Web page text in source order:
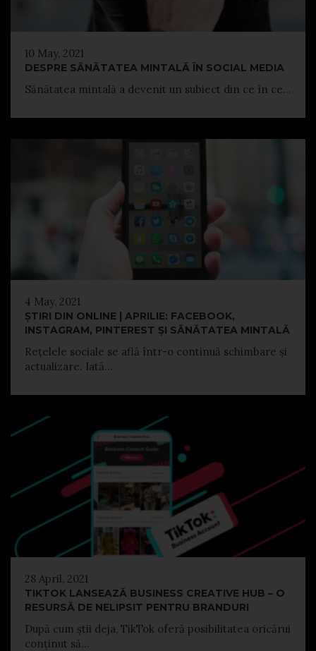
10 May, 2021
DESPRE SĂNĂTATEA MINTALĂ ÎN SOCIAL MEDIA
Sănătatea mintală a devenit un subiect din ce în ce...
4 May, 2021
ȘTIRI DIN ONLINE | APRILIE: FACEBOOK,
INSTAGRAM, PINTEREST ȘI SĂNĂTATEA MINTALĂ
Rețelele sociale se află într-o continuă schimbare și
actualizare. Iată...
28 April, 2021
TIKTOK LANSEAZĂ BUSINESS CREATIVE HUB – O
RESURSĂ DE NELIPSIT PENTRU BRANDURI
După cum știi deja, TikTok oferă posibilitatea oricărui
conținut să...